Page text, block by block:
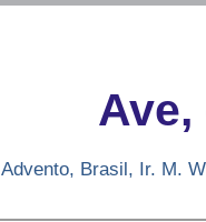
Advento, Brasil, Ir. M.